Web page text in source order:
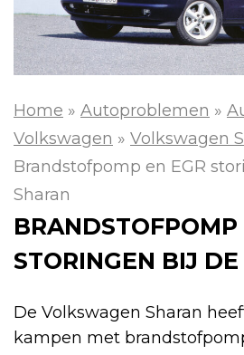
Home » Autoproblemen »
Volkswagen » Volkswagen
Brandstofpomp en EGR
Sharan
BRANDSTOFPOMP
STORINGEN BIJ
De Volkswagen Sharan
kampen met